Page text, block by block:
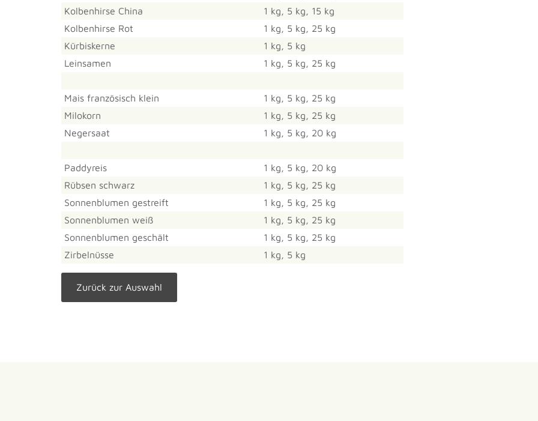
Kolbenhirse China
1 kg, 5 kg, 15 kg
Kolbenhirse Rot
1 kg, 5 kg, 25 kg
Kürbiskerne
1 kg, 5 kg
Leinsamen
1 kg, 5 kg, 25 kg
Mais französisch klein
1 kg, 5 kg, 25 kg
Milokorn
1 kg, 5 kg, 25 kg
Negersaat
1 kg, 5 kg, 20 kg
Paddyreis
1 kg, 5 kg, 20 kg
Rübsen schwarz
1 kg, 5 kg, 25 kg
Sonnenblumen gestreift
1 kg, 5 kg, 25 kg
Sonnenblumen weiß
1 kg, 5 kg, 25 kg
Sonnenblumen geschält
1 kg, 5 kg, 25 kg
Zirbelnüsse
1 kg, 5 kg
Zurück zur Auswahl